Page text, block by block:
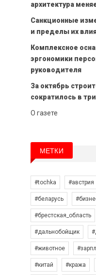
архитектура
Санкционные
и пределы их
Комплексное
эргономики
руководителя
За октябрь
сократилось в
О газете
МЕТКИ
#tochka #австрия
#беларусь
#брестская_область
#дальнобойщик
#животное
#китай #кража